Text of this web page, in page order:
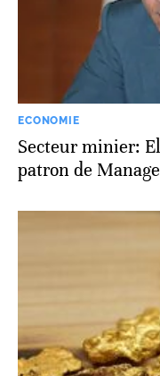
ECONOMIE
Secteur minier:
patron de